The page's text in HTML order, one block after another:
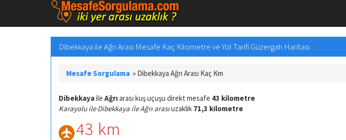
Dibekkaya ile Ağrı Arası Mesafe Kaç Kilometre ve Yol Tarifi Güzergah Haritası
Mesafe Sorgulama » Dibekkaya Ağrı Arası Kaç Km
Dibekkayaile Ağrıarası kuş uçuşu direkt mesafe 43 kilometre
Karayolu ile Dibekkaya ile Ağrı arasıuzaklık 71,3 kilometre
43 km